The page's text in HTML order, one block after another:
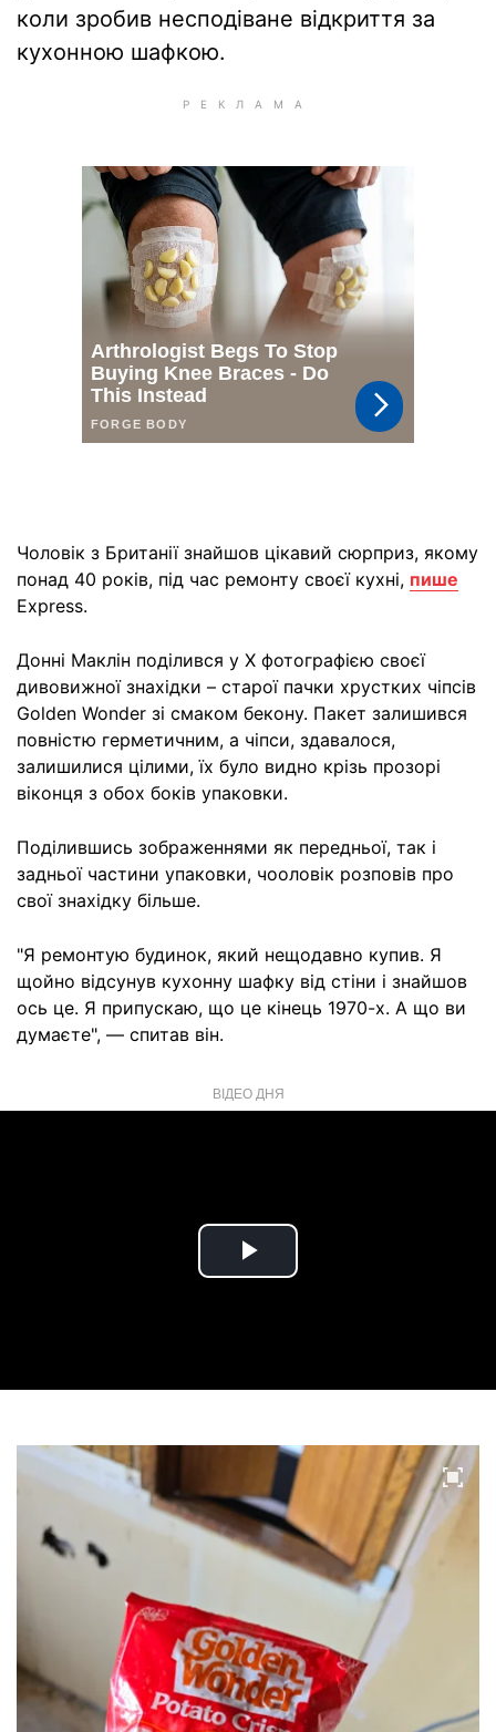
коли зробив несподіване відкриття за
кухонною шафкою.
Чоловік з Британії знайшов цікавий сюрприз, якому
понад 40 років, під час ремонту своєї кухні, пише
Express.
Донні Маклін поділився у X фотографією своєї
дивовижної знахідки – старої пачки хрустких чіпсів
Golden Wonder зі смаком бекону. Пакет залишився
повністю герметичним, а чіпси, здавалося,
залишилися цілими, їх було видно крізь прозорі
віконця з обох боків упаковки.
Поділившись зображеннями як передньої, так і
задньої частини упаковки, чооловік розповів про
свої знахідку більше.
"Я ремонтую будинок, який нещодавно купив. Я
щойно відсунув кухонну шафку від стіни і знайшов
ось це. Я припускаю, що це кінець 1970-х. А що ви
думаєте", — спитав він.
ВІДЕО ДНЯ
Play